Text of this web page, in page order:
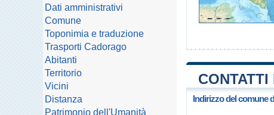
Indirizzo del comune
Dati amministrativi
Comune
Toponimia e traduzione
Trasporti Cadorago
Abitanti
Territorio
Vicini
Distanza
Patrimonio dell'Umanità